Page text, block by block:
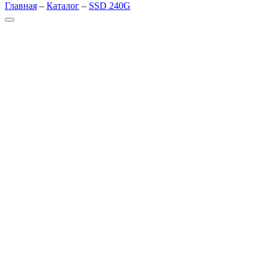
Главная – Каталог – SSD 240G